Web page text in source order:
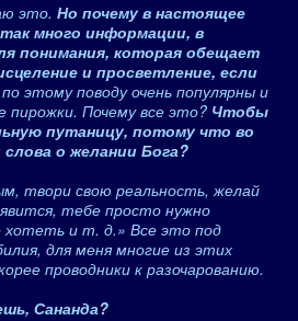
это. Но почему в настоящее
много информации, в
понимания, которая обещает
и просветление, если
этому поводу очень популярны и
пирожки. Почему все это? Чтобы
путаницу, потому что во
о желании Бога?
твори свою реальность, желай
тебе просто нужно
хотеть и т. д.» Все это под
для меня многие из этих
проводники к разочарованию.
Сананда?